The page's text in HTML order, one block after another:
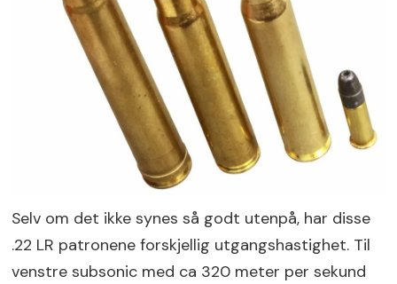
Selv om det ikke synes så godt utenpå, har disse
.22 LR patronene forskjellig utgangshastighet. Til
venstre subsonic med ca 320 meter per sekund